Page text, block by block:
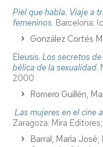
Piel que habla. Viaje a
femeninos. Barcelona:
González Cortés
Eleusis. Los secretos
bélica de la sexualidad.
2000
Romero Guillén,
Las mujeres en el cine
Zaragoza: Mira
Barral, María José;